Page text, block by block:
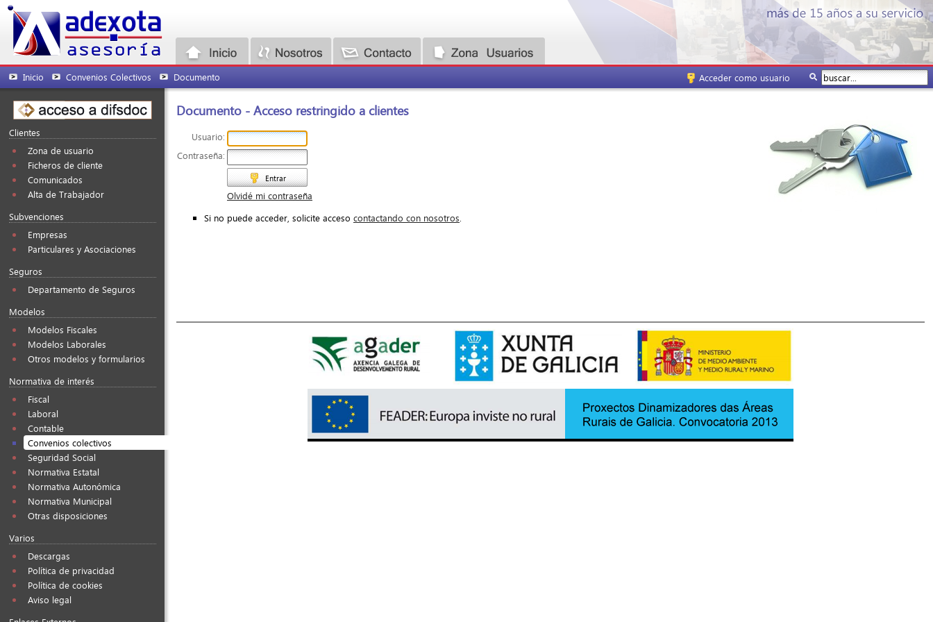
Acceder como usuario
Inicio Convenios Colectivos Documento
Clientes
Zona de usuario
Ficheros de cliente
Comunicados
Alta de Trabajador
Subvenciones
Empresas
Particulares y Asociaciones
Seguros
Departamento de Seguros
Modelos
Modelos Fiscales
Modelos Laborales
Otros modelos y formularios
Normativa de interés
Fiscal
Laboral
Contable
Convenios colectivos
Seguridad Social
Normativa Estatal
Normativa Autonómica
Normativa Municipal
Otras disposiciones
Varios
Descargas
Política de privacidad
Política de cookies
Aviso legal
Documento - Acceso restringido a clientes
Usuario:
Contraseña:
Entrar
Olvidé mi contraseña
Si no puede acceder, solicite acceso contactando con nosotros